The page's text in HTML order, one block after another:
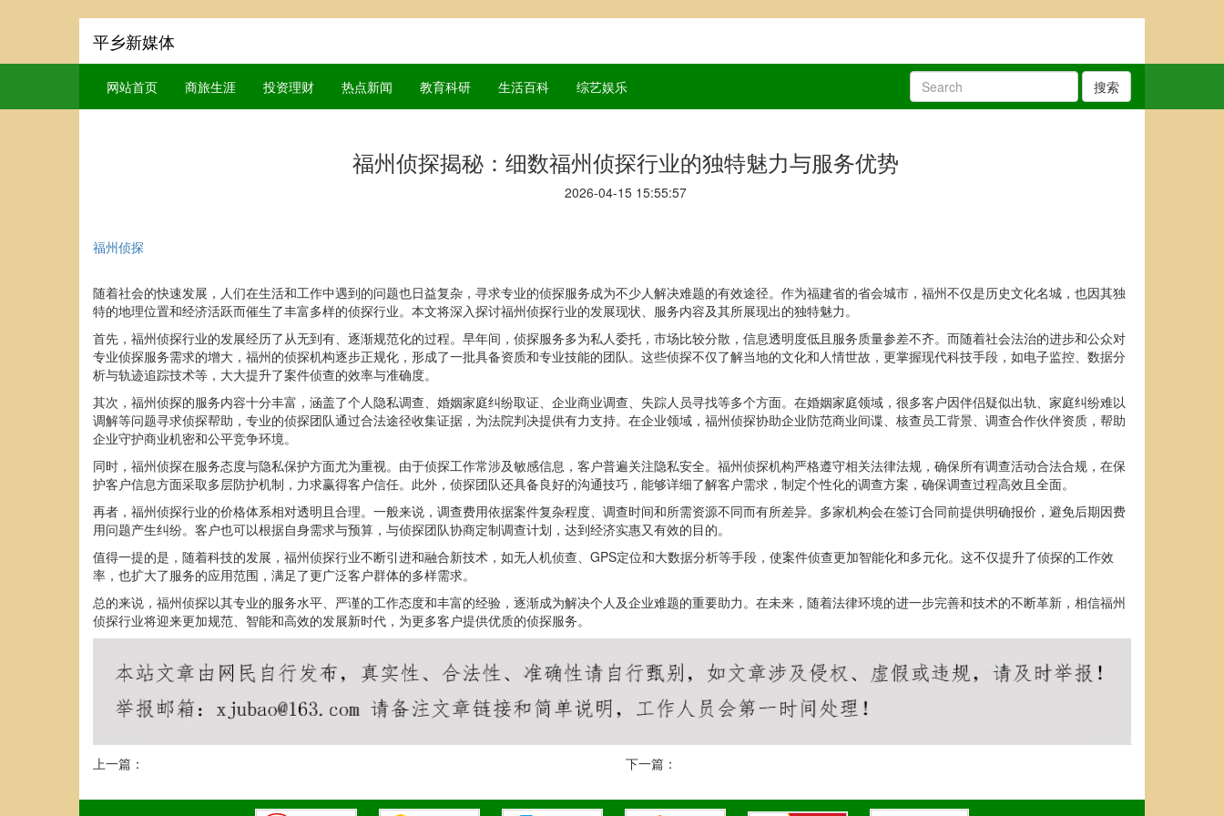
平乡新媒体
网站首页 商旅生涯 投资理财 热点新闻 教育科研 生活百科 综艺娱乐 搜索
福州侦探揭秘：细数福州侦探行业的独特魅力与服务优势
2026-04-15 15:55:57
福州侦探
随着社会的快速发展，人们在生活和工作中遇到的问题也日益复杂，寻求专业的侦探服务成为不少人解决难题的有效途径。作为福建省的省会城市，福州不仅是历史文化名城，也因其独
特的地理位置和经济活跃而催生了丰富多样的侦探行业。本文将深入探讨福州侦探行业的发展现状、服务内容及其所展现出的独特魅力。
首先，福州侦探行业的发展经历了从无到有、逐渐规范化的过程。早年间，侦探服务多为私人委托，市场比较分散，信息透明度低且服务质量参差不齐。而随着社会法治的进步和公众对
专业侦探服务需求的增大，福州的侦探机构逐步正规化，形成了一批具备资质和专业技能的团队。这些侦探不仅了解当地的文化和人情世故，更掌握现代科技手段，如电子监控、数据分
析与轨迹追踪技术等，大大提升了案件侦查的效率与准确度。
其次，福州侦探的服务内容十分丰富，涵盖了个人隐私调查、婚姻家庭纠纷取证、企业商业调查、失踪人员寻找等多个方面。在婚姻家庭领域，很多客户因伴侣疑似出轨、家庭纠纷难以
调解等问题寻求侦探帮助，专业的侦探团队通过合法途径收集证据，为法院判决提供有力支持。在企业领域，福州侦探协助企业防范商业间谍、核查员工背景、调查合作伙伴资质，帮助
企业守护商业机密和公平竞争环境。
同时，福州侦探在服务态度与隐私保护方面尤为重视。由于侦探工作常涉及敏感信息，客户普遍关注隐私安全。福州侦探机构严格遵守相关法律法规，确保所有调查活动合法合规，在保
护客户信息方面采取多层防护机制，力求赢得客户信任。此外，侦探团队还具备良好的沟通技巧，能够详细了解客户需求，制定个性化的调查方案，确保调查过程高效且全面。
再者，福州侦探行业的价格体系相对透明且合理。一般来说，调查费用依据案件复杂程度、调查时间和所需资源不同而有所差异。多家机构会在签订合同前提供明确报价，避免后期因费
用问题产生纠纷。客户也可以根据自身需求与预算，与侦探团队协商定制调查计划，达到经济实惠又有效的目的。
值得一提的是，随着科技的发展，福州侦探行业不断引进和融合新技术，如无人机侦查、GPS定位和大数据分析等手段，使案件侦查更加智能化和多元化。这不仅提升了侦探的工作效
率，也扩大了服务的应用范围，满足了更广泛客户群体的多样需求。
总的来说，福州侦探以其专业的服务水平、严谨的工作态度和丰富的经验，逐渐成为解决个人及企业难题的重要助力。在未来，随着法律环境的进一步完善和技术的不断革新，相信福州
侦探行业将迎来更加规范、智能和高效的发展新时代，为更多客户提供优质的侦探服务。
上一篇： 下一篇：